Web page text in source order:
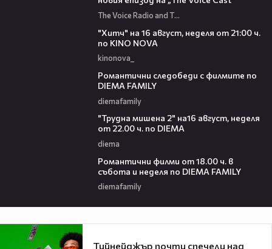
The Voice Radio and TV Bulgaria
"Хитч" на 16 август, неделя от 21:00 ч.
по KINO NOVA
kinonova_
Романтични следобеди с филмите по
DIEMA FAMILY
diemafamily
"Трудна мишена 2" на16 август, неделя
от 22.00 ч. по DIEMA
diema
Романтични филми от 18.00 ч. в
събота и неделя по DIEMA FAMILY
diemafamily
Тийнейджър почти спечели над